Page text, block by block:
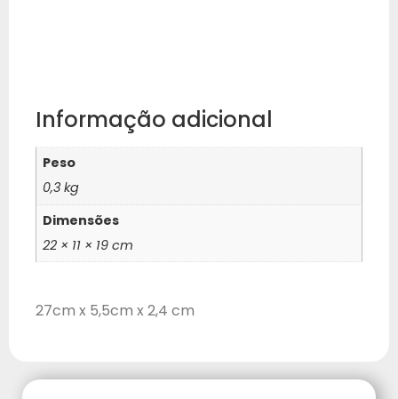
Informação adicional
Peso
0,3 kg
Dimensões
22 × 11 × 19 cm
27cm x 5,5cm x 2,4 cm